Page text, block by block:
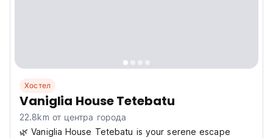
Хостел
Vaniglia House Tetebatu
22.8km от центра города
🌿 Vaniglia House Tetebatu is your serene escape